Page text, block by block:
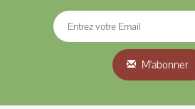
M'abonner